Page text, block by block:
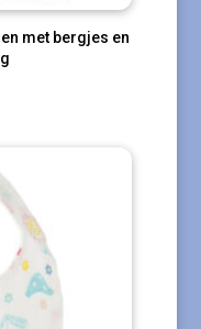
met bergjes en